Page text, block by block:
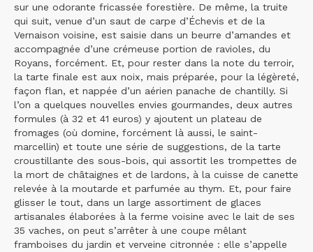
sur une odorante fricassée forestière. De même, la truite
qui suit, venue d’un saut de carpe d’Échevis et de la
Vernaison voisine, est saisie dans un beurre d’amandes et
accompagnée d’une crémeuse portion de ravioles, du
Royans, forcément. Et, pour rester dans la note du terroir,
la tarte finale est aux noix, mais préparée, pour la légèreté,
façon flan, et nappée d’un aérien panache de chantilly. Si
l’on a quelques nouvelles envies gourmandes, deux autres
formules (à 32 et 41 euros) y ajoutent un plateau de
fromages (où domine, forcément là aussi, le saint-
marcellin) et toute une série de suggestions, de la tarte
croustillante des sous-bois, qui assortit les trompettes de
la mort de châtaignes et de lardons, à la cuisse de canette
relevée à la moutarde et parfumée au thym. Et, pour faire
glisser le tout, dans un large assortiment de glaces
artisanales élaborées à la ferme voisine avec le lait de ses
35 vaches, on peut s’arrêter à une coupe mêlant
framboises du jardin et verveine citronnée : elle s’appelle